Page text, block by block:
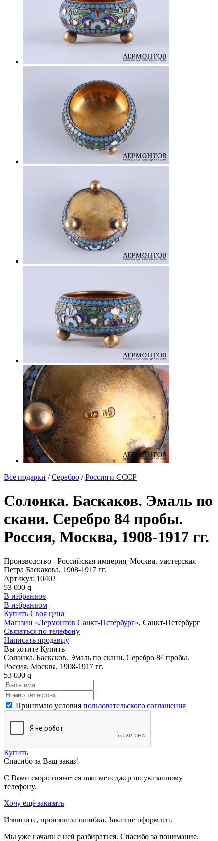
Все подарки /Серебро /Россия и СССР
Солонка. Баскаков. Эмаль по
скани. Серебро 84 пробы.
Россия, Москва, 1908-1917 гг.
Производство - Российская империя, Москва, мастерская
Петра Баскакова, 1908-1917 гг.
Артикул: 10402
53 000 q
В избранное
В избранном
Купить Своя цена
Магазин «Лермонтов Санкт-Петербург», Санкт-Петербург
Связаться по телефону
Написать продавцу
Вы хотите Купить
Солонка. Баскаков. Эмаль по скани. Серебро 84 пробы.
Россия, Москва, 1908-1917 гг.
53 000 q
Принимаю условия пользовательского соглашения
Купить
Спасибо за Ваш заказ!
С Вами скоро свяжется наш менеджер по указанному
телефону.
Хочу ещё заказать
Извините, произошла ошибка. Заказ не оформлен.
Мы уже начали с ней разбираться. Спасибо за понимание.